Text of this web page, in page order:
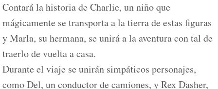
Contará la historia de Charlie, un niño que
mágicamente se transporta a la tierra de estas figuras
y Marla, su hermana, se unirá a la aventura con tal de
traerlo de vuelta a casa.
Durante el viaje se unirán simpáticos personajes,
como Del, un conductor de camiones, y Rex Dasher,